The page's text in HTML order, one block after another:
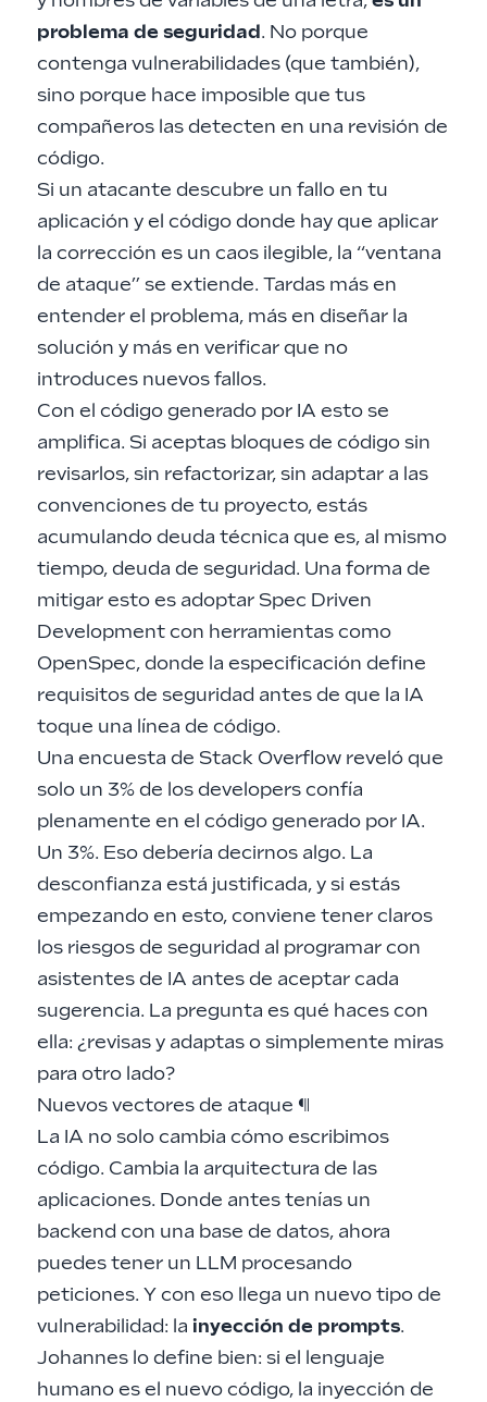
problema de seguridad. No porque
contenga vulnerabilidades (que también),
sino porque hace imposible que tus
compañeros las detecten en una revisión de
código.
Si un atacante descubre un fallo en tu
aplicación y el código donde hay que aplicar
la corrección es un caos ilegible, la “ventana
de ataque” se extiende. Tardas más en
entender el problema, más en diseñar la
solución y más en verificar que no
introduces nuevos fallos.
Con el código generado por IA esto se
amplifica. Si aceptas bloques de código sin
revisarlos, sin refactorizar, sin adaptar a las
convenciones de tu proyecto, estás
acumulando deuda técnica que es, al mismo
tiempo, deuda de seguridad. Una forma de
mitigar esto es adoptar Spec Driven
Development con herramientas como
OpenSpec, donde la especificación define
requisitos de seguridad antes de que la IA
toque una línea de código.
Una encuesta de Stack Overflow reveló que
solo un 3% de los developers confía
plenamente en el código generado por IA.
Un 3%. Eso debería decirnos algo. La
desconfianza está justificada, y si estás
empezando en esto, conviene tener claros
los riesgos de seguridad al programar con
asistentes de IA antes de aceptar cada
sugerencia. La pregunta es qué haces con
ella: ¿revisas y adaptas o simplemente miras
para otro lado?
Nuevos vectores de ataque ¶
La IA no solo cambia cómo escribimos
código. Cambia la arquitectura de las
aplicaciones. Donde antes tenías un
backend con una base de datos, ahora
puedes tener un LLM procesando
peticiones. Y con eso llega un nuevo tipo de
vulnerabilidad: la inyección de prompts.
Johannes lo define bien: si el lenguaje
humano es el nuevo código, la inyección de